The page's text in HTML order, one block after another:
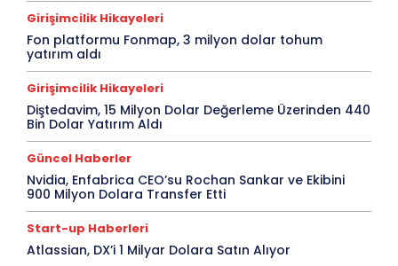
Girişimcilik Hikayeleri
Fon platformu Fonmap, 3 milyon dolar tohum
yatırım aldı
Girişimcilik Hikayeleri
Diştedavim, 15 Milyon Dolar Değerleme Üzerinden 440
Bin Dolar Yatırım Aldı
Güncel Haberler
Nvidia, Enfabrica CEO’su Rochan Sankar ve Ekibini
900 Milyon Dolara Transfer Etti
Start-up Haberleri
Atlassian, DX’i 1 Milyar Dolara Satın Alıyor